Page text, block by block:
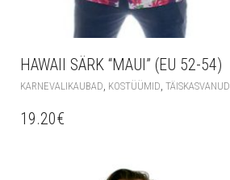
HAWAII SÄRK “MAUI” (EU 52-54)
KARNEVALIKAUBAD, KOSTÜÜMID, TÄISKASVANUD
19.20€